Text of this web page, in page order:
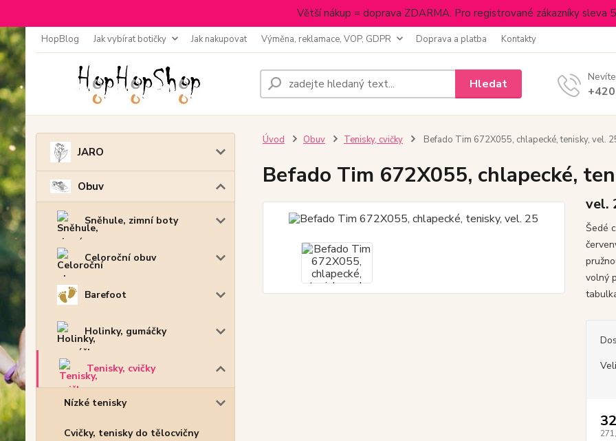
Větší nákup = doprava ZDARMA. Pro registrované zákazníky sleva
HopBlog Jak vybírat botičky Jak nakupovat Výměna, reklamace, VOP, GDPR Doprava a platba Kontakty
Hledat
JARO
Obuv
Sněhule, zimní boty
Celoroční obuv
Barefoot
Holinky, gumáčky
Tenisky, cvičky
Nízké tenisky
Cvičky, tenisky do tělocvičny
Úvod Obuv Tenisky, cvičky Befado Tim 672X055, chlapecké, tenisky, vel.
Befado Tim 672X055, chlapecké,
vel.
Šedé
volný